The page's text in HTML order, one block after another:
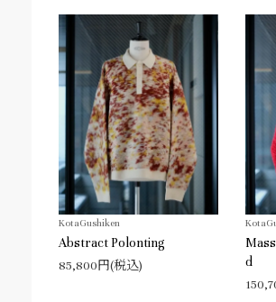
KotaGushiken
Abstract Polonting
85,800円(税込)
d